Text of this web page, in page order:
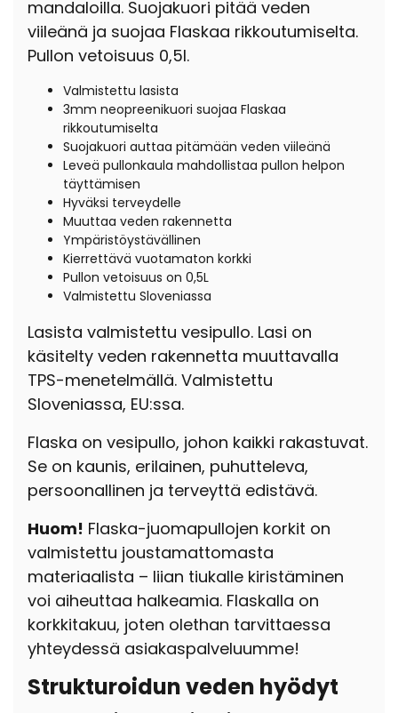
mandaloilla. Suojakuori pitää veden
viileänä ja suojaa Flaskaa rikkoutumiselta.
Pullon vetoisuus 0,5l.
Valmistettu lasista
3mm neopreenikuori suojaa Flaskaa
rikkoutumiselta
Suojakuori auttaa pitämään veden viileänä
Leveä pullonkaula mahdollistaa pullon helpon
täyttämisen
Hyväksi terveydelle
Muuttaa veden rakennetta
Ympäristöystävällinen
Kierrettävä vuotamaton korkki
Pullon vetoisuus on 0,5L
Valmistettu Sloveniassa
Lasista valmistettu vesipullo. Lasi on
käsitelty veden rakennetta muuttavalla
TPS-menetelmällä. Valmistettu
Sloveniassa, EU:ssa.
Flaska on vesipullo, johon kaikki rakastuvat.
Se on kaunis, erilainen, puhutteleva,
persoonallinen ja terveyttä edistävä.
Huom! Flaska-juomapullojen korkit on
valmistettu joustamattomasta
materiaalista – liian tiukalle kiristäminen
voi aiheuttaa halkeamia. Flaskalla on
korkkitakuu, joten olethan tarvittaessa
yhteydessä asiakaspalveluumme!
Strukturoidun veden hyödyt